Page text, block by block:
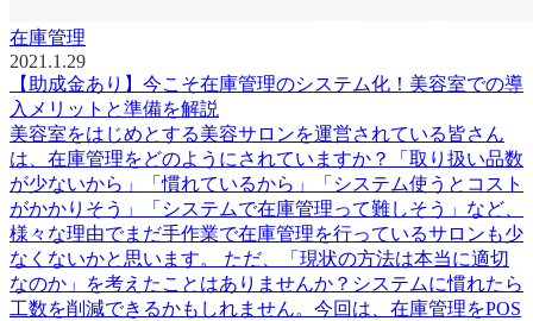
在庫管理
2021.1.29
【助成金あり】今こそ在庫管理のシステム化！美容室での導
入メリットと準備を解説
美容室をはじめとする美容サロンを運営されている皆さん
は、在庫管理をどのようにされていますか？「取り扱い品数
が少ないから」「慣れているから」「システム使うとコスト
がかかりそう」「システムで在庫管理って難しそう」など、
様々な理由でまだ手作業で在庫管理を行っているサロンも少
なくないかと思います。 ただ、「現状の方法は本当に適切
なのか」を考えたことはありませんか？システムに慣れたら
工数を削減できるかもしれません。今回は、在庫管理をPOS